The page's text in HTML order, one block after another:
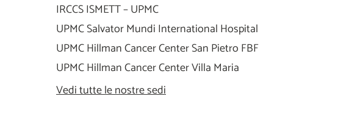
IRCCS ISMETT – UPMC
UPMC Salvator Mundi International Hospital
UPMC Hillman Cancer Center San Pietro FBF
UPMC Hillman Cancer Center Villa Maria
Vedi tutte le nostre sedi